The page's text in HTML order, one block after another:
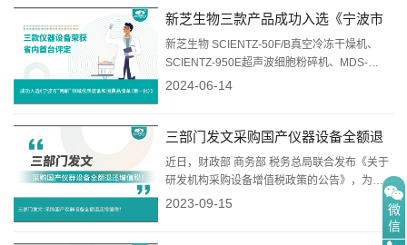
及。政策倒逼下，食品企业加速技术迭代，沙
门氏菌、大肠杆菌等病原体的快速检测需求激
新芝生物三款产品成功入选《宁波市
“两新”领域优质装备和消费品清单》
新芝生物 SCIENTZ-50F/B真空冷冻干燥机、
SCIENTZ-950E超声波细胞粉碎机、MDS-
2014药物溶出取样系统成功入选《宁波市“两
大规模设备更新和消费品以旧换新工作，根据
2024-06-14
三部门发文采购国产仪器设备全额退
还增值税！
近日，财政部 商务部 税务总局联合发布《关于
研发机构采购设备增值税政策的公告》，为鼓
励科学研究和技术开发，促进科技进步，继续
2023-09-15
微
信